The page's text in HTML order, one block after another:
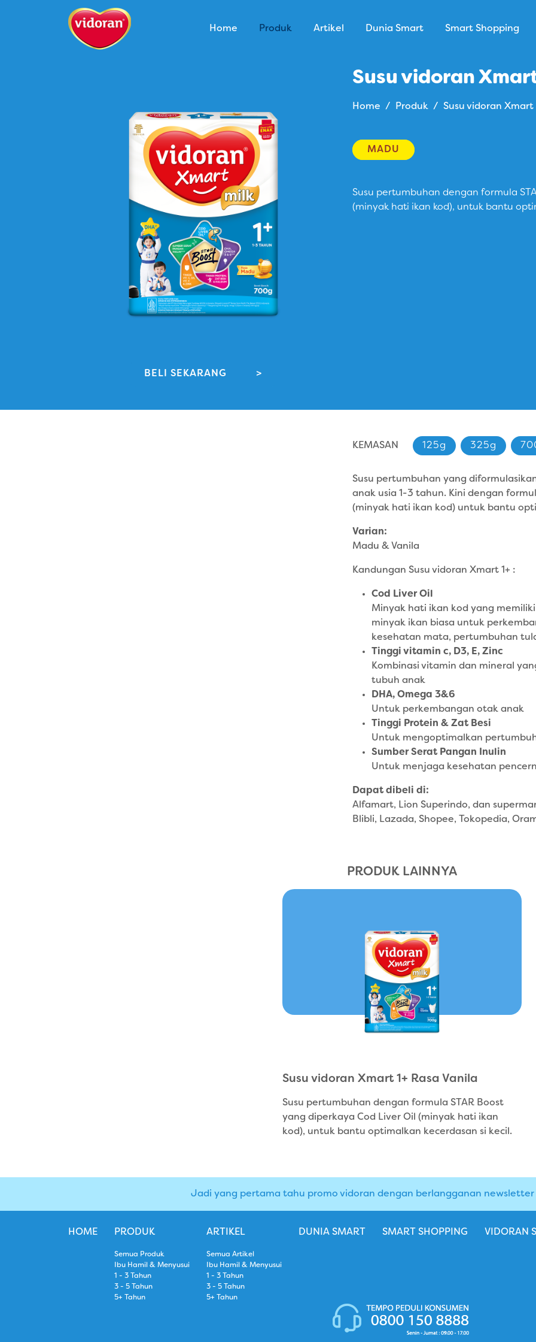
Home Produk Artikel Dunia Smart Smart Shopping
BELI SEKARANG >
Susu vidoran
Home Produk Susu vidoran Xmart
MADU
Susu pertumbuhan dengan formula
(minyak hati ikan kod), untuk bantu
KEMASAN 125g 325g
Susu pertumbuhan yang
anak usia 1-3 tahun. Kini dengan
(minyak hati ikan kod) untuk bantu
Varian:
Madu & Vanila
Kandungan Susu vidoran Xmart 1+ :
Cod Liver Oil
Minyak hati ikan kod yang
minyak ikan biasa untuk
kesehatan mata, pertumbuhan
Tinggi vitamin c, D3, E, Zinc
Kombinasi vitamin dan mineral
tubuh anak
DHA, Omega 3&6
Untuk perkembangan otak anak
Tinggi Protein & Zat Besi
Untuk mengoptimalkan
Sumber Serat Pangan Inulin
Untuk menjaga kesehatan
Dapat dibeli di:
Alfamart, Lion Superindo, dan
Blibli, Lazada, Shopee, Tokopedia,
PRODUK LAINNYA
Susu vidoran Xmart 1+ Rasa Vanila
Susu pertumbuhan dengan formula STAR Boost
yang diperkaya Cod Liver Oil (minyak hati ikan
kod), untuk bantu optimalkan kecerdasan si kecil.
Jadi yang pertama tahu promo vidoran dengan berlangganan newsletter
HOME PRODUK
Semua Produk
Ibu Hamil & Menyusui
1 - 3 Tahun
3 - 5 Tahun
5+ Tahun
ARTIKEL
Semua Artikel
Ibu Hamil & Menyusui
1 - 3 Tahun
3 - 5 Tahun
5+ Tahun
DUNIA SMART SMART SHOPPING VIDORAN